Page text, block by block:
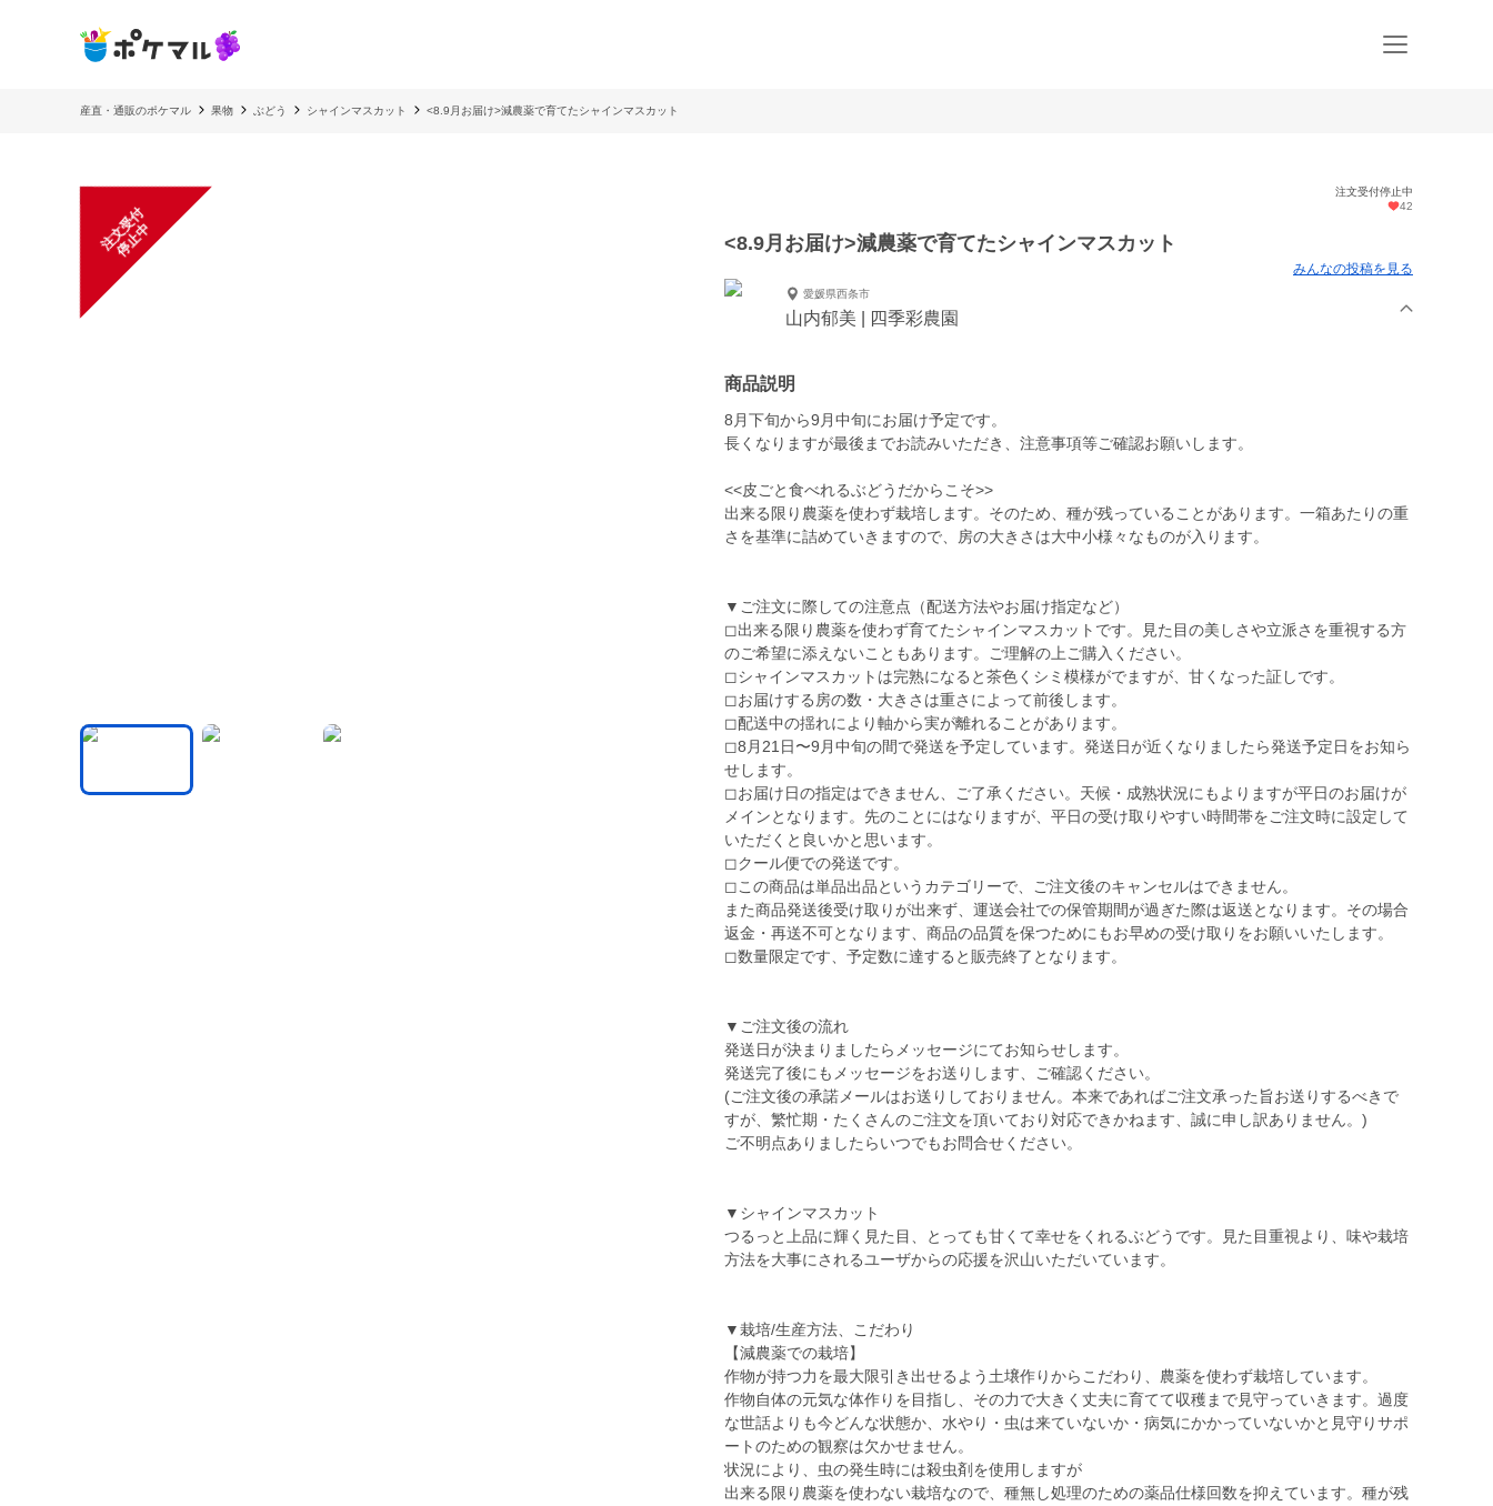
産直・通販のポケマル 果物 ぶどう シャインマスカット <8.9月お届け>減農薬で育てたシャインマスカット
注
文
受
付
停
止
中
注文受付停止中
42
<8.9月お届け>減農薬で育てたシャインマスカット
みんなの投稿を見る
愛媛県西条市
山内郁美 | 四季彩農園
商品説明
8月下旬から9月中旬にお届け予定です。
長くなりますが最後までお読みいただき、注意事項等ご確認お願いします。
<<皮ごと食べれるぶどうだからこそ>>
出来る限り農薬を使わず栽培します。そのため、種が残っていることがあります。一箱あたりの重
さを基準に詰めていきますので、房の大きさは大中小様々なものが入ります。
▼ご注文に際しての注意点（配送方法やお届け指定など）
◻︎出来る限り農薬を使わず育てたシャインマスカットです。見た目の美しさや立派さを重視する方
のご希望に添えないこともあります。ご理解の上ご購入ください。
◻︎シャインマスカットは完熟になると茶色くシミ模様がでますが、甘くなった証しです。
◻︎お届けする房の数・大きさは重さによって前後します。
◻︎配送中の揺れにより軸から実が離れることがあります。
◻︎8月21日〜9月中旬の間で発送を予定しています。発送日が近くなりましたら発送予定日をお知ら
せします。
◻︎お届け日の指定はできません、ご了承ください。天候・成熟状況にもよりますが平日のお届けが
メインとなります。先のことにはなりますが、平日の受け取りやすい時間帯をご注文時に設定して
いただくと良いかと思います。
◻︎クール便での発送です。
◻︎この商品は単品出品というカテゴリーで、ご注文後のキャンセルはできません。
また商品発送後受け取りが出来ず、運送会社での保管期間が過ぎた際は返送となります。その場合
返金・再送不可となります、商品の品質を保つためにもお早めの受け取りをお願いいたします。
◻︎数量限定です、予定数に達すると販売終了となります。
▼ご注文後の流れ
発送日が決まりましたらメッセージにてお知らせします。
発送完了後にもメッセージをお送りします、ご確認ください。
(ご注文後の承諾メールはお送りしておりません。本来であればご注文承った旨お送りするべきで
すが、繁忙期・たくさんのご注文を頂いており対応できかねます、誠に申し訳ありません。)
ご不明点ありましたらいつでもお問合せください。
▼シャインマスカット
つるっと上品に輝く見た目、とっても甘くて幸せをくれるぶどうです。見た目重視より、味や栽培
方法を大事にされるユーザからの応援を沢山いただいています。
▼栽培/生産方法、こだわり
【減農薬での栽培】
作物が持つ力を最大限引き出せるよう土壌作りからこだわり、農薬を使わず栽培しています。
作物自体の元気な体作りを目指し、その力で大きく丈夫に育てて収穫まで見守っていきます。過度
な世話よりも今どんな状態か、水やり・虫は来ていないか・病気にかかっていないかと見守りサポ
ートのための観察は欠かせません。
状況により、虫の発生時には殺虫剤を使用しますが
出来る限り農薬を使わない栽培なので、種無し処理のための薬品仕様回数を抑えています。種が残